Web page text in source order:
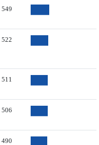
549
522
511
506
490